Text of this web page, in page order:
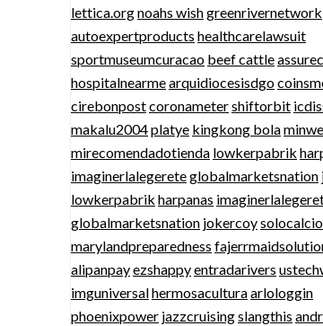
lettica.orgnoahs wishgreenrivernetwork
autoexpertproducts healthcarelawsuit
sportmuseumcuracao beef cattle
hospitalnearmearquidiocesisdgo
cirebonpostcoronametershiftorbit
makalu2004platye kingkong bola
mirecomendadotienda lowkerpabrik
imaginerlalegereteglobalmarketsnation
lowkerpabrik harpanas
globalmarketsnation jokercoy
marylandpreparedness
alipanpayezshappyentradarivers
imguniversalhermosaculturaarlologgin
phoenixpower jazzcruisingslangthis